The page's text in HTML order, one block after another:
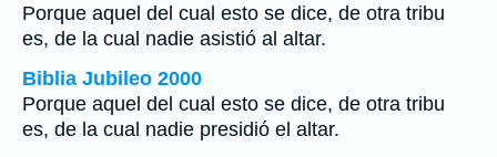
Porque aquel del cual esto se dice, de otra tribu
es, de la cual nadie asistió al altar.
Biblia Jubileo 2000
Porque aquel del cual esto se dice, de otra tribu
es, de la cual nadie presidió el altar.